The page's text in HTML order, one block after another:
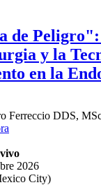
de
y la
en la
Ferreccio DDS,
2026
City)